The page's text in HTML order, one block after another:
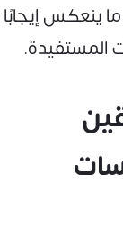
ينعكس إيجابًا
المستفيدة.